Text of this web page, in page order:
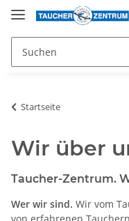
Startseite
Wir über
Taucher-Zentrum.
Wer wir sind. Wir vom